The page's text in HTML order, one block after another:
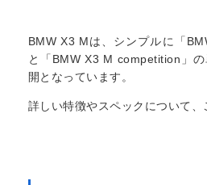
BMW X3 Mは、シンプルに「
と「BMW X3 M competition」
開となっています。
詳しい特徴やスペックについて、